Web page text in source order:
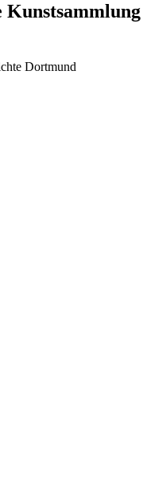
Kunstsammlung
Dortmund